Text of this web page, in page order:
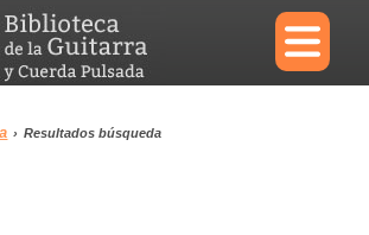
×
› Resultados búsqueda